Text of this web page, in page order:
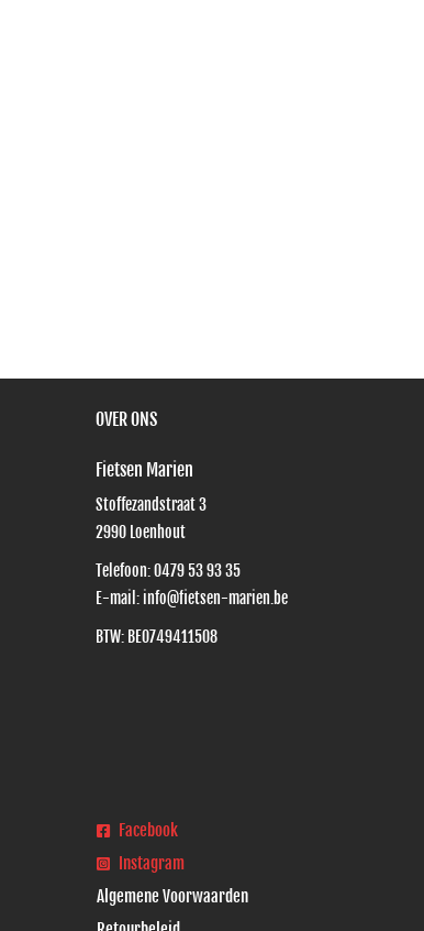
OVER ONS
Fietsen Marien
Stoffezandstraat 3
2990 Loenhout
Telefoon:0479 53 93 35
E-mail: info@fietsen-marien.be
BTW: BE0749411508
Facebook
Instagram
Algemene Voorwaarden